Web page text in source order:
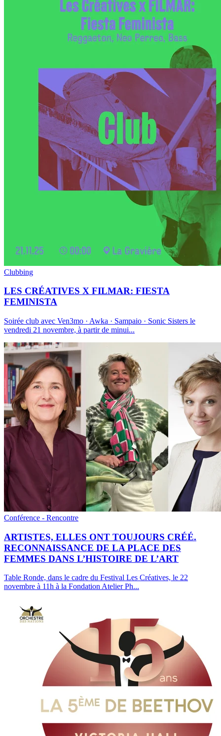
Clubbing
LES CRÉATIVES X FILMAR: FIESTA
FEMINISTA
Soirée club avec Ven3mo · Awka · Sampaio · Sonic Sisters le
vendredi 21 novembre, à partir de minui...
Conférence - Rencontre
ARTISTES, ELLES ONT TOUJOURS CRÉÉ.
RECONNAISSANCE DE LA PLACE DES
FEMMES DANS L’HISTOIRE DE L’ART
Table Ronde, dans le cadre du Festival Les Créatives, le 22
novembre à 11h à la Fondation Atelier Ph...